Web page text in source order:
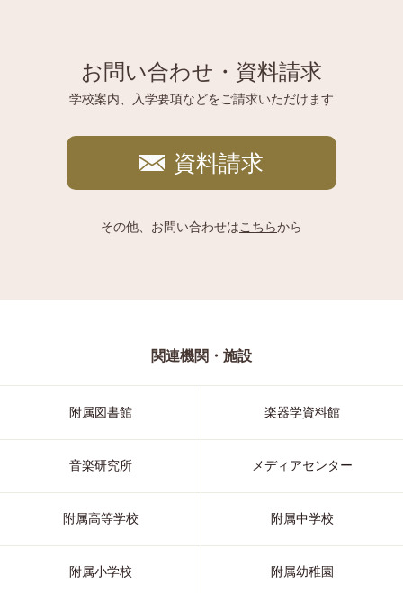
お問い合わせ・資料請求
学校案内、入学要項などをご請求いただけます
資料請求
その他、お問い合わせはこちらから
関連機関・施設
附属図書館 楽器学資料館
音楽研究所 メディアセンター
附属高等学校 附属中学校
附属小学校 附属幼稚園